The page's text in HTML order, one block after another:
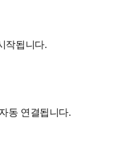
작됩니다.
동 연결됩니다.